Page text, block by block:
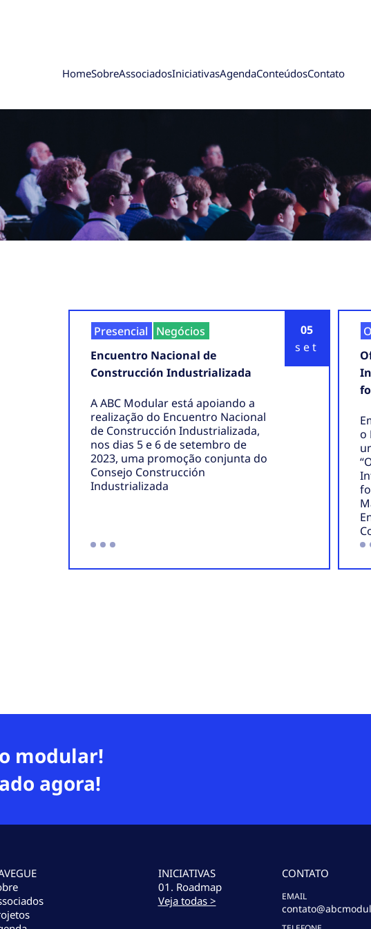
HomeSobreAssociadosIniciativasAgendaConteúdosContato
05
set
Presencial
Negócios
Encuentro Nacional de
Construcción Industrializada
A ABC Modular está apoiando a
realização do Encuentro Nacional
de Construcción Industrializada,
nos dias 5 e 6 de setembro de
2023, uma promoção conjunta do
Consejo Construcción
Industrializada
o
modular!
agora!
INICIATIVAS
01. Roadmap
Veja todas >
CONTATO
EMAIL